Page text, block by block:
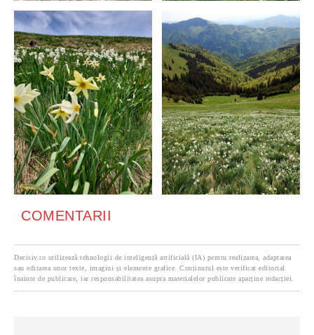
COMENTARII
Decisiv.ro utilizează tehnologii de inteligență artificială (IA) pentru realizarea, adaptarea
sau editarea unor texte, imagini și elemente grafice. Conținutul este verificat editorial
înainte de publicare, iar responsabilitatea asupra materialelor publicate aparține redacției.